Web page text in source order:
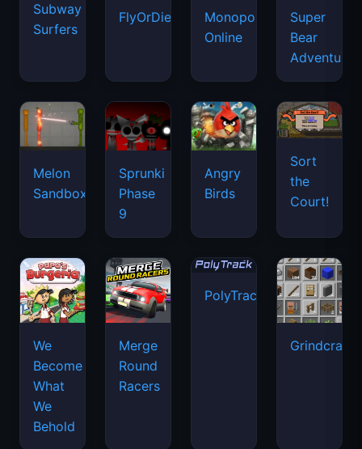
Subway
Surfers
FlyOrDie.io
Monopoly
Online
Super
Bear
Adventure
Melon
Sandbox
Sprunki
Phase
9
Angry
Birds
Sort
the
Court!
We
Become
What
We
Behold
Merge
Round
Racers
PolyTrack
Grindcraft